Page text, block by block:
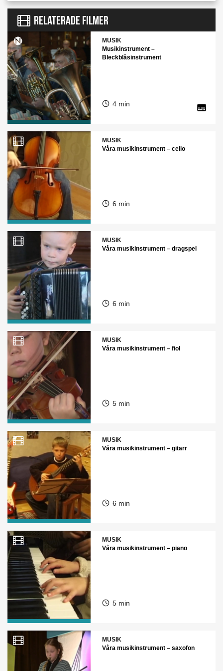
RELATERADE FILMER
MUSIK
Musikinstrument –
Bleckblåsinstrument
4 min
MUSIK
Våra musikinstrument – cello
6 min
MUSIK
Våra musikinstrument – dragspel
6 min
MUSIK
Våra musikinstrument – fiol
5 min
MUSIK
Våra musikinstrument – gitarr
6 min
MUSIK
Våra musikinstrument – piano
5 min
MUSIK
Våra musikinstrument – saxofon